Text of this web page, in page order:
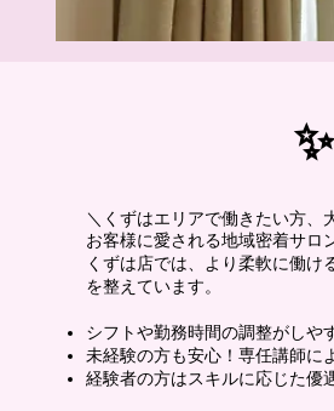
＼くずはエリアで働きたい方、
お客様に愛される地域密着サロ
くずは店では、より柔軟に働け
を整えています。
シフトや勤務時間の調整がしや
未経験の方も安心！専任講師に
経験者の方はスキルに応じた優